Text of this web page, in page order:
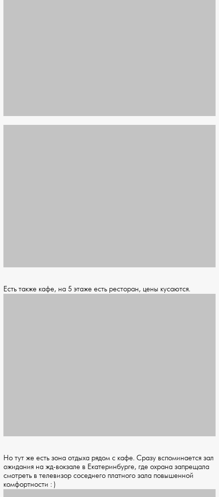
Есть также кафе, на 5 этаже есть ресторан, цены кусаются.
Но тут же есть зона отдыха рядом с кафе. Сразу вспоминается зал
ожидания на жд-вокзале в Екатеринбурге, где охрана запрещала
смотреть в телевизор соседнего платного зала повышенной
комфортности : )